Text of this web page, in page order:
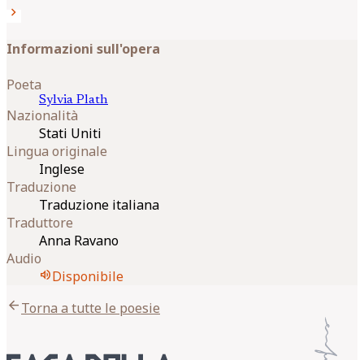
chevron_right
Informazioni sull'opera
Poeta
Sylvia Plath
Nazionalità
Stati Uniti
Lingua originale
Inglese
Traduzione
Traduzione italiana
Traduttore
Anna Ravano
Audio
volume_upDisponibile
arrow_backTorna a tutte le poesie